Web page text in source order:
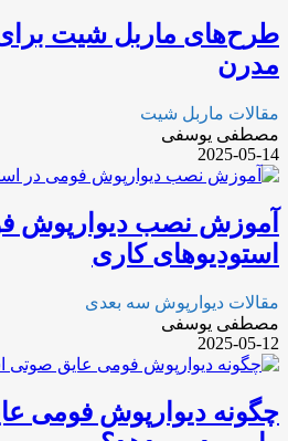
طرح‌های ماربل شیت
مدرن
مقالات ماربل شیت
مصطفی یوسفی
2025-05-14
آموزش نصب دیوارپوش
استودیوهای کاری
مقالات دیوارپوش سه بعدی
مصطفی یوسفی
2025-05-12
چگونه دیوارپوش فومی